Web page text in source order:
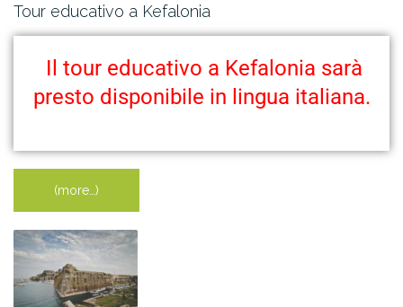
Tour educativo a Kefalonia
Il tour educativo a Kefalonia sarà
presto disponibile in lingua italiana.
(more…)